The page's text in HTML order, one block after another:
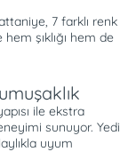
7 farklı renk
şıklığı hem de
ile ekstra
sunuyor. Yedi
uyum